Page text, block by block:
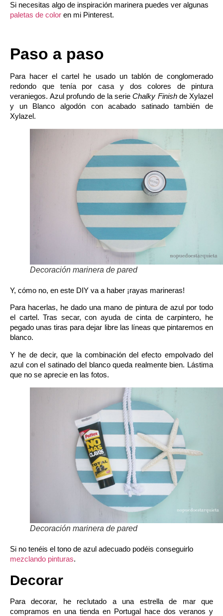
Si necesitas algo de inspiración marinera puedes ver algunas
paletas de color en mi Pinterest.
Paso a paso
Para hacer el cartel he usado un tablón de conglomerado
redondo que tenía por casa y dos colores de pintura
veraniegos.Azul profundo de la serieChalky Finishde Xylazel
y un Blanco algodóncon acabado satinado también de
Xylazel.
Decoración marinera de pared
Y, cómo no, en este DIY va a haber ¡rayas marineras!
Para hacerlas, he dado una mano de pintura de azul por todo
el cartel. Tras secar, con ayuda de cinta de carpintero, he
pegado unas tiras para dejar libre las líneas que pintaremos en
blanco.
Y he de decir, que la combinación del efecto empolvado del
azul con el satinado del blanco queda realmente bien. Lástima
que no se aprecie en las fotos.
Decoración marinera de pared
Si no tenéis el tono de azul adecuado podéis conseguirlo
mezclando pinturas.
Decorar
Para decorar, he reclutado a una estrella de marque
compramos en una tienda en Portugal hace dos veranos y